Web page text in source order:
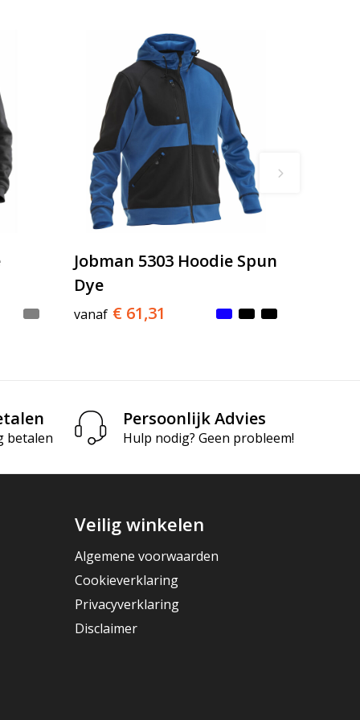
Jobman 5303 Hoodie Spun
Dye
vanaf € 61,31
betalen
Persoonlijk Advies
Hulp nodig? Geen probleem!
Veilig winkelen
Algemene voorwaarden
Cookieverklaring
Privacyverklaring
Disclaimer